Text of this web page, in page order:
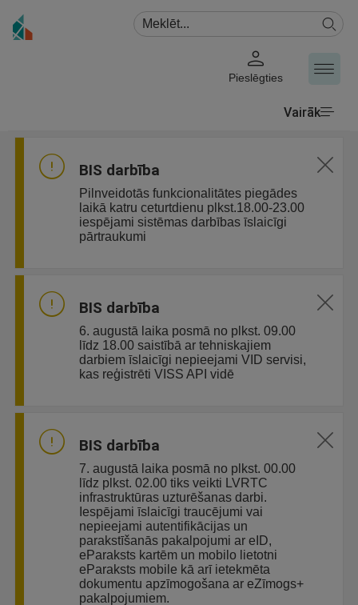
Pieslēgties
Vairāk
BIS darbība
Pilnveidotās funkcionalitātes piegādes
laikā katru ceturtdienu plkst.18.00-23.00
iespējami sistēmas darbības īslaicīgi
pārtraukumi
BIS darbība
6. augustā laika posmā no plkst. 09.00
līdz 18.00 saistībā ar tehniskajiem
darbiem īslaicīgi nepieejami VID servisi,
kas reģistrēti VISS API vidē
BIS darbība
7. augustā laika posmā no plkst. 00.00
līdz plkst. 02.00 tiks veikti LVRTC
infrastruktūras uzturēšanas darbi.
Iespējami īslaicīgi traucējumi vai
nepieejami autentifikācijas un
parakstīšanās pakalpojumi ar eID,
eParaksts kartēm un mobilo lietotni
eParaksts mobile kā arī ietekmēta
dokumentu apzīmogošana ar eZīmogs+
pakalpojumiem.